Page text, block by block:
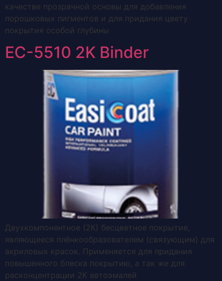
качестве прозрачной основы для добавления
порошковых пигментов и для придания цвету
покрытия особой глубины
EC-5510 2K Binder
Двухкомпонентное (2К) бесцветное покрытие,
являющееся плёнкообразователем (связующим) для
акриловых красок. Применяется для придания
повышенного блеска покрытию, а так же для
расконцентрации 2К автоэмалей